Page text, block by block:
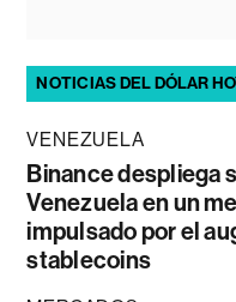
NOTICIAS DEL DÓLAR
VENEZUELA
Binance despliega
Venezuela en un
impulsado por el
stablecoins